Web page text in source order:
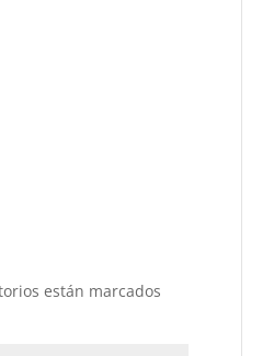
están marcados